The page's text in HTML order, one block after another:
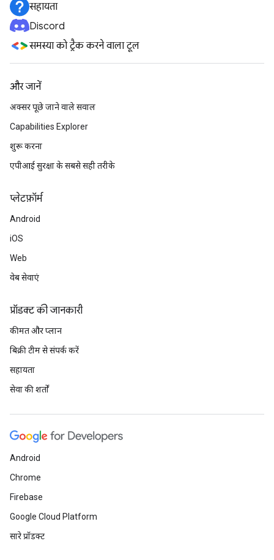
सहायता
Discord
समस्या को ट्रैक करने वाला टूल
और जानें
अक्सर पूछे जाने वाले सवाल
Capabilities Explorer
शुरू करना
एपीआई सुरक्षा के सबसे सही तरीके
प्‍लेटफ़ॉर्म
Android
iOS
Web
वेब सेवाएं
प्रॉडक्ट की जानकारी
कीमत और प्लान
बिक्री टीम से संपर्क करें
सहायता
सेवा की शर्तों
Android
Chrome
Firebase
Google Cloud Platform
सारे प्रॉडक्ट